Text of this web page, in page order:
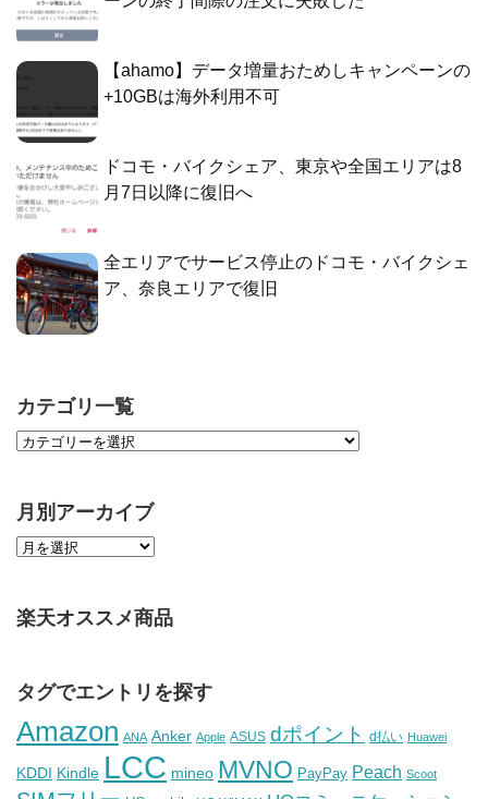
【ahamo】データ増量おためしキャンペーンの
+10GBは海外利用不可
ドコモ・バイクシェア、東京や全国エリアは8
月7日以降に復旧へ
全エリアでサービス停止のドコモ・バイクシェ
ア、奈良エリアで復旧
カテゴリ一覧
月別アーカイブ
楽天オススメ商品
タグでエントリを探す
Amazon ANA Anker Apple ASUS dポイント d払い Huawei
KDDI Kindle LCC mineo MVNO PayPay Peach Scoot